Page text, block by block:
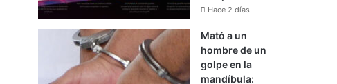
Hace 2 días
Mató a un
hombre de un
golpe en la
mandíbula: